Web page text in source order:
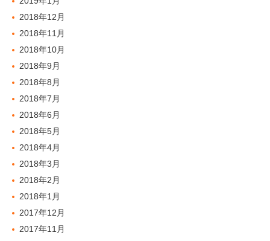
2018年12月
2018年11月
2018年10月
2018年9月
2018年8月
2018年7月
2018年6月
2018年5月
2018年4月
2018年3月
2018年2月
2018年1月
2017年12月
2017年11月